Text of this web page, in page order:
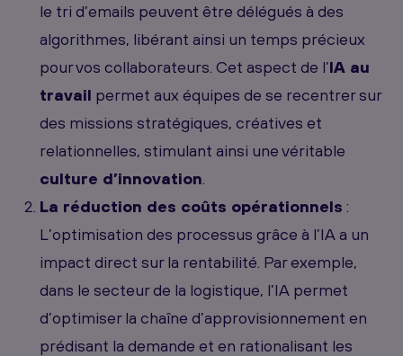
le tri d’emails peuvent être délégués à des
algorithmes, libérant ainsi un temps précieux
pour vos collaborateurs. Cet aspect de l’IA au
travail permet aux équipes de se recentrer sur
des missions stratégiques, créatives et
relationnelles, stimulant ainsi une véritable
culture d’innovation.
La réduction des coûts opérationnels :
L’optimisation des processus grâce à l’IA a un
impact direct sur la rentabilité. Par exemple,
dans le secteur de la logistique, l’IA permet
d’optimiser la chaîne d’approvisionnement en
prédisant la demande et en rationalisant les